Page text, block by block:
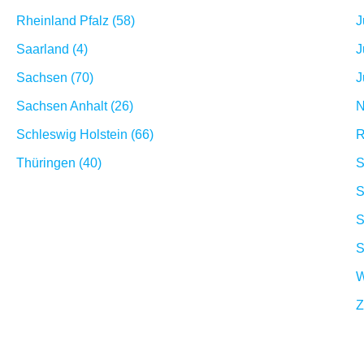
Rheinland Pfalz (58)
Saarland (4)
Sachsen (70)
Sachsen Anhalt (26)
Schleswig Holstein (66)
Thüringen (40)